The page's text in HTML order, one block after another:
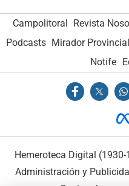
Campolitoral Revista
Podcasts Mirador Provincial
Notife
Hemeroteca Digital (1930-
Administración y